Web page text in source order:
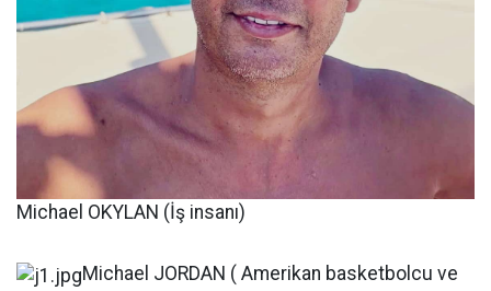
Michael OKYLAN (İş insanı)
Michael JORDAN ( Amerikan basketbolcu ve